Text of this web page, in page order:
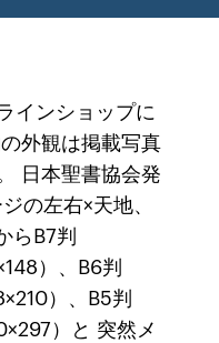
インショップに
外観は掲載写真
日本聖書協会発
の左右×天地、
らB7判
）、B6判
）、B5判
）と 突然メ